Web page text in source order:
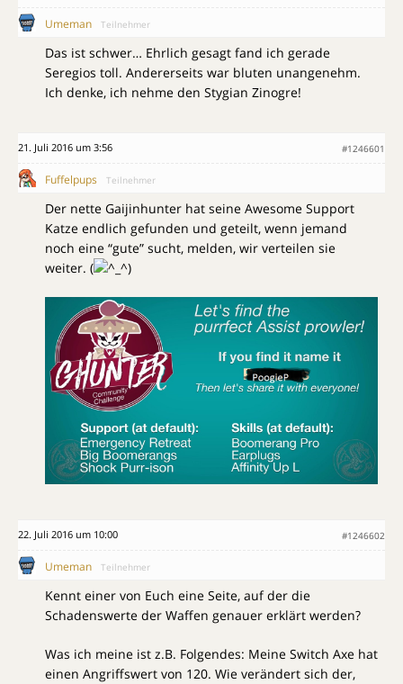
Umeman Teilnehmer
Das ist schwer… Ehrlich gesagt fand ich gerade
Seregios toll. Andererseits war bluten unangenehm.
Ich denke, ich nehme den Stygian Zinogre!
21. Juli 2016 um 3:56 #1246601
Fuffelpups Teilnehmer
Der nette Gaijinhunter hat seine Awesome Support
Katze endlich gefunden und geteilt, wenn jemand
noch eine “gute” sucht, melden, wir verteilen sie
weiter. (
)
22. Juli 2016 um 10:00 #1246602
Umeman Teilnehmer
Kennt einer von Euch eine Seite, auf der die
Schadenswerte der Waffen genauer erklärt werden?
Was ich meine ist z.B. Folgendes: Meine Switch Axe hat
einen Angriffswert von 120. Wie verändert sich der,